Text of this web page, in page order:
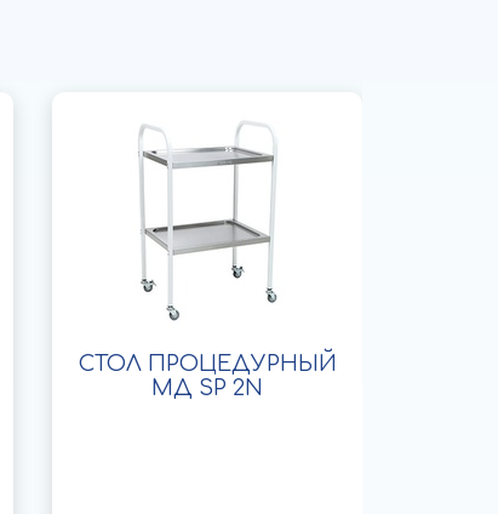
СТОЛ ПРОЦЕДУРНЫЙ
МД SP 2N